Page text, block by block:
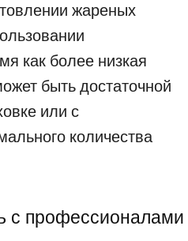
жареных
как более низкая
быть достаточной
или с
количества
с профессионалами